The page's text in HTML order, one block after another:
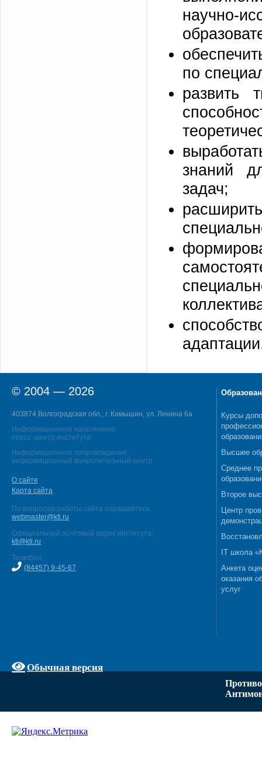
научно-
по
развить
знаний
задач;
© 2004 — 2026
403874 Волгоградская обл., г. Камышин, ул. Ленина 6а
Информационное наполнение:
пресс–центр института
Информационное сопровождение:
информационный вычислительный центр
О сайте
Карта сайта
По вопросам работы сайта обращайтесь:
webmaster@kti.ru
Официальный почтовый адрес института:
kti@kti.ru
Телефон:
(84457) 9-45-67
Обычная версия
Курсы
Высшее
Среднее
Второе
Центр
IT школа
Анкета
оказания
услуг